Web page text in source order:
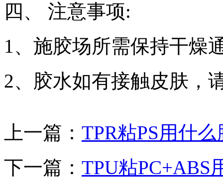
四、 注意事项:
1、施胶场所需保持干燥
2、胶水如有接触皮肤，
上一篇： TPR粘PS用什
下一篇： TPU粘PC+ABS